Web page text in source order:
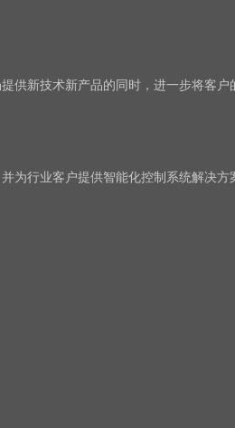
供新技术新产品的同时，进一步将客
为行业客户提供智能化控制系统解决